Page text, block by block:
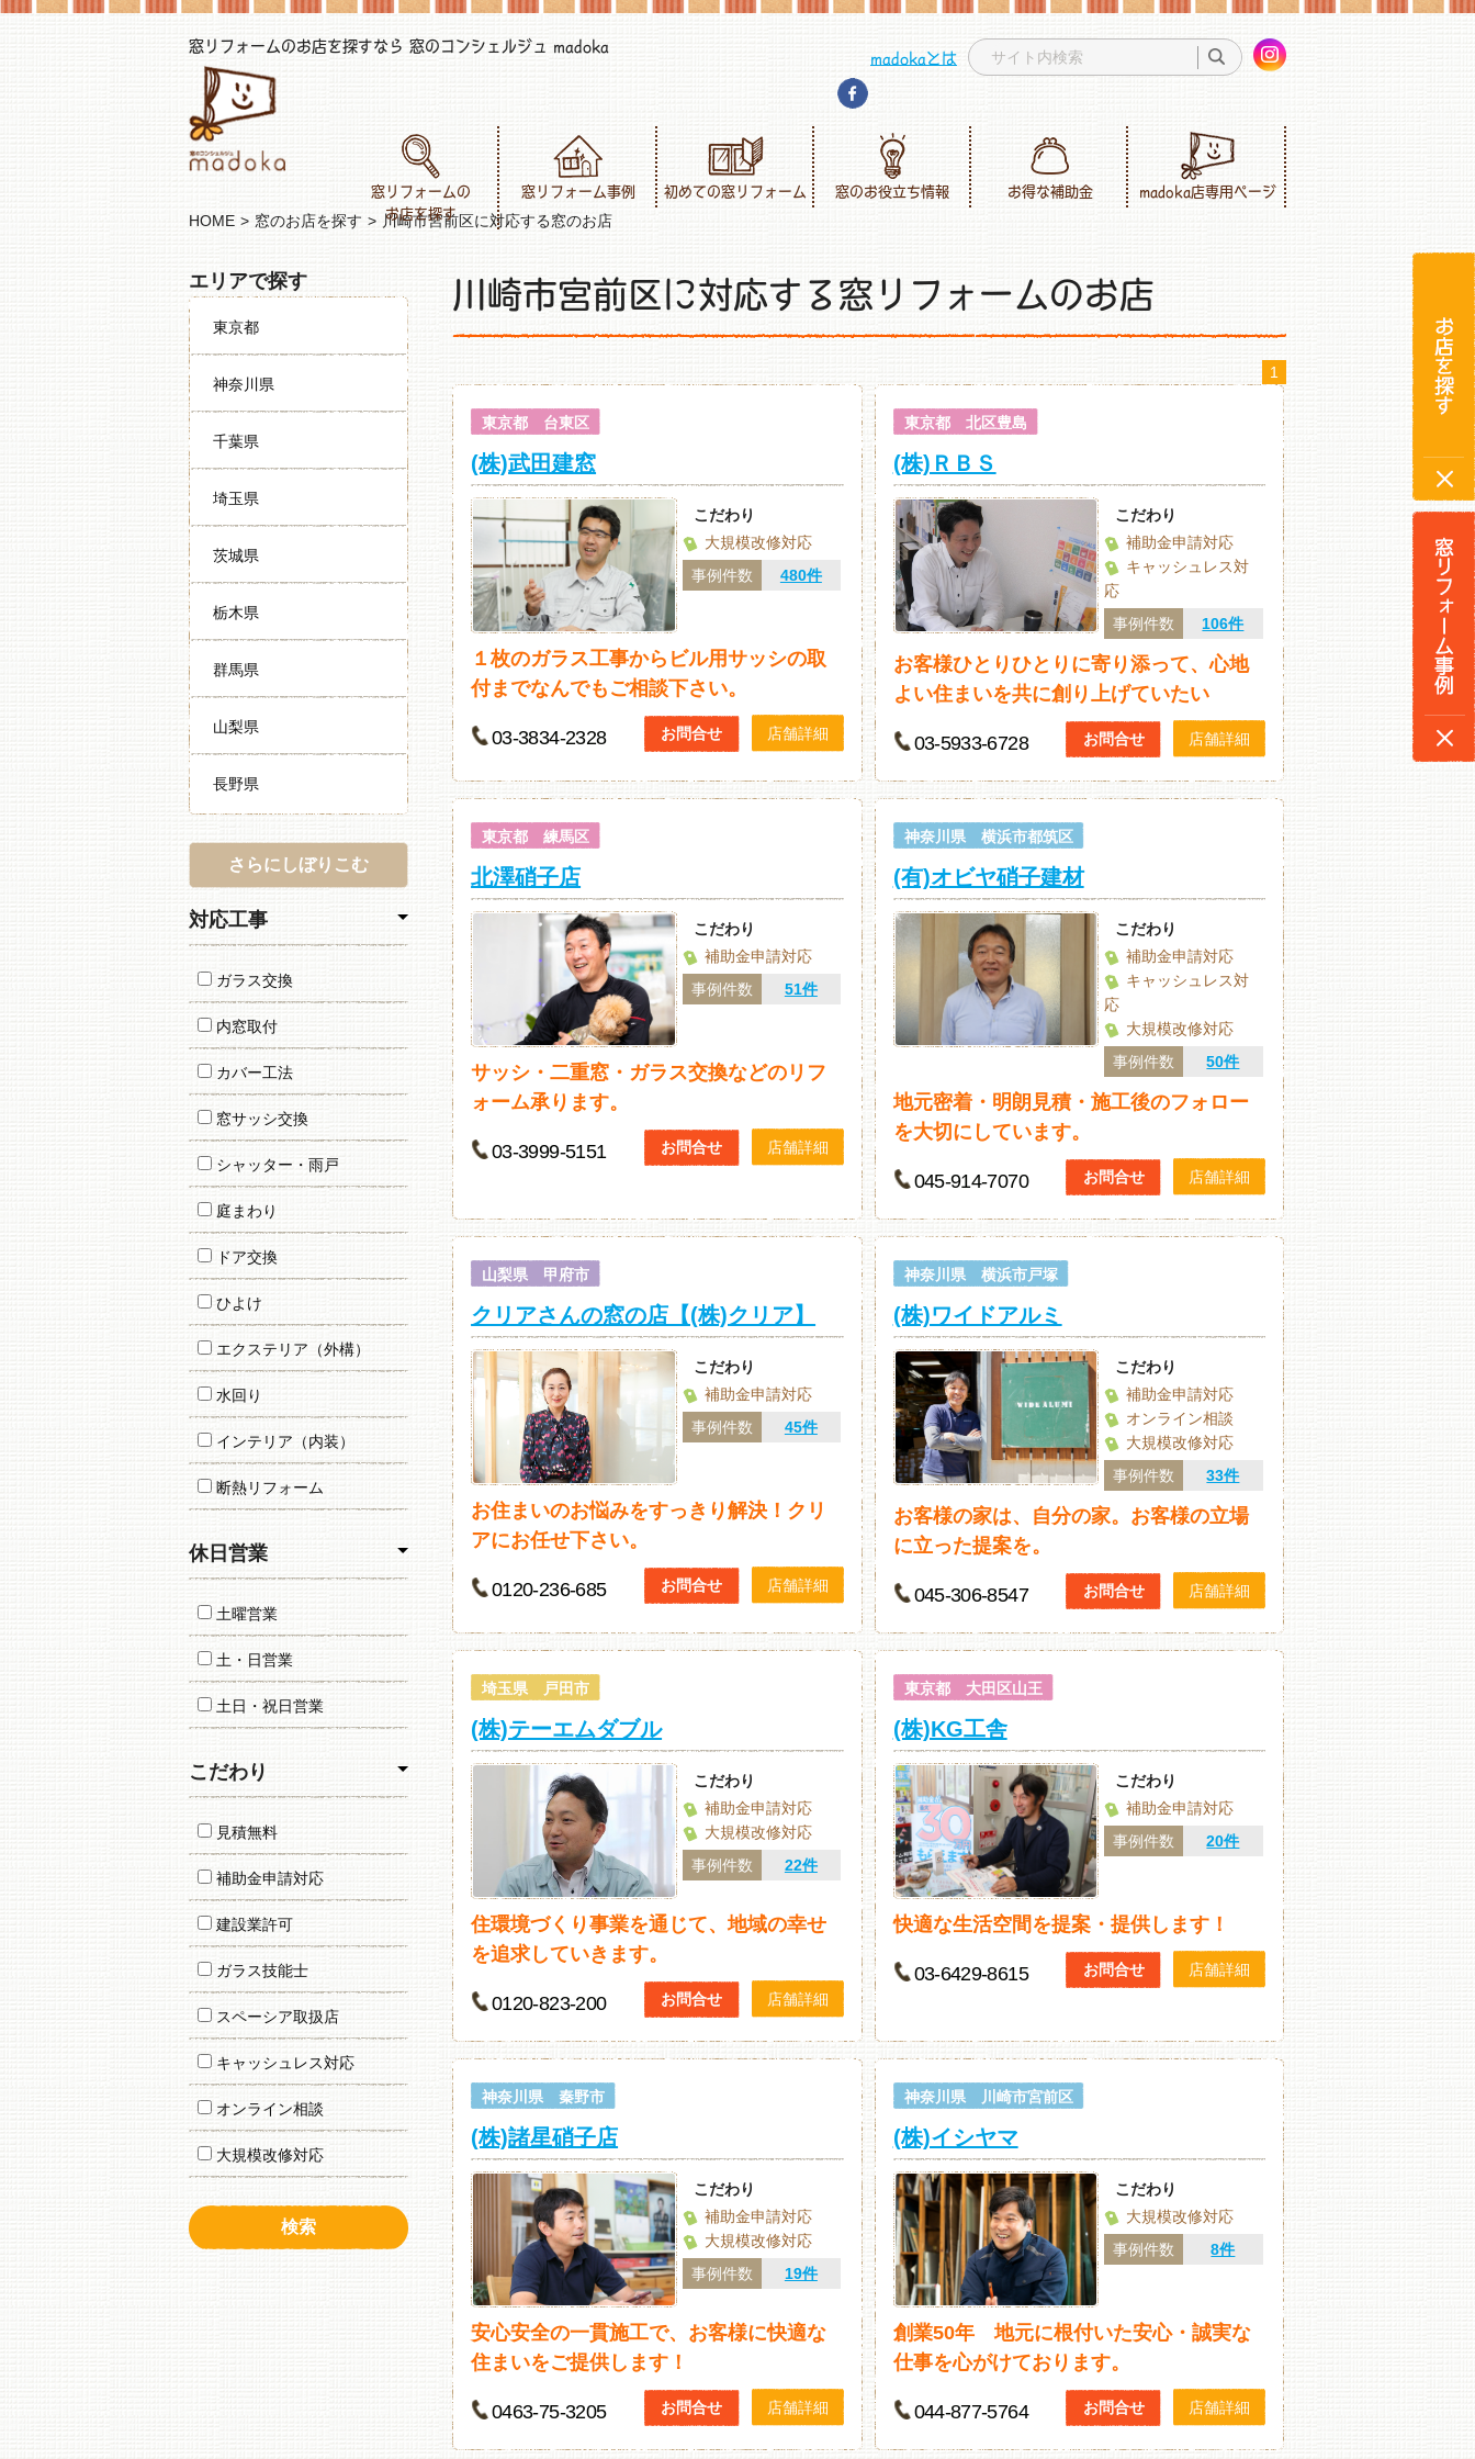
窓リフォームのお店を探すなら 窓のコンシェルジュ madoka madokaとは
窓リフォームの
お店を探す
窓リフォーム事例 初めての窓リフォーム 窓のお役立ち情報 お得な補助金 madoka店専用ページ
HOME 窓のお店を探す 川崎市宮前区に対応する窓のお店
エリアで探す
東京都
神奈川県
千葉県
埼玉県
茨城県
栃木県
群馬県
山梨県
長野県
さらにしぼりこむ
対応工事
ガラス交換
内窓取付
カバー工法
窓サッシ交換
シャッター・雨戸
庭まわり
ドア交換
ひよけ
エクステリア（外構）
水回り
インテリア（内装）
断熱リフォーム
休日営業
土曜営業
土・日営業
土日・祝日営業
こだわり
見積無料
補助金申請対応
建設業許可
ガラス技能士
スペーシア取扱店
キャッシュレス対応
オンライン相談
大規模改修対応
川崎市宮前区に対応する窓リフォームのお店
1
東京都 台東区
(株)武田建窓
こだわり
大規模改修対応
事例件数
480件
１枚のガラス工事からビル用サッシの取
付までなんでもご相談下さい。
03-3834-2328 お問合せ 店舗詳細
東京都 北区豊島
(株)ＲＢＳ
こだわり
補助金申請対応
キャッシュレス対
応
事例件数
106件
お客様ひとりひとりに寄り添って、心地
よい住まいを共に創り上げていたい
03-5933-6728 お問合せ 店舗詳細
東京都 練馬区
北澤硝子店
こだわり
補助金申請対応
事例件数
51件
サッシ・二重窓・ガラス交換などのリフ
ォーム承ります。
03-3999-5151 お問合せ 店舗詳細
神奈川県 横浜市都筑区
(有)オビヤ硝子建材
こだわり
補助金申請対応
キャッシュレス対
応
大規模改修対応
事例件数
50件
地元密着・明朗見積・施工後のフォロー
を大切にしています。
045-914-7070 お問合せ 店舗詳細
山梨県 甲府市
クリアさんの窓の店【(株)クリア】
こだわり
補助金申請対応
事例件数
45件
お住まいのお悩みをすっきり解決！クリ
アにお任せ下さい。
0120-236-685 お問合せ 店舗詳細
神奈川県 横浜市戸塚
(株)ワイドアルミ
こだわり
補助金申請対応
オンライン相談
大規模改修対応
事例件数
33件
お客様の家は、自分の家。お客様の立場
に立った提案を。
045-306-8547 お問合せ 店舗詳細
埼玉県 戸田市
(株)テーエムダブル
こだわり
補助金申請対応
大規模改修対応
事例件数
22件
住環境づくり事業を通じて、地域の幸せ
を追求していきます。
0120-823-200 お問合せ 店舗詳細
東京都 大田区山王
(株)KG工舎
こだわり
補助金申請対応
事例件数
20件
快適な生活空間を提案・提供します！
03-6429-8615 お問合せ 店舗詳細
神奈川県 秦野市
(株)諸星硝子店
こだわり
補助金申請対応
大規模改修対応
事例件数
19件
安心安全の一貫施工で、お客様に快適な
住まいをご提供します！
0463‐75‐3205 お問合せ 店舗詳細
神奈川県 川崎市宮前区
(株)イシヤマ
こだわり
大規模改修対応
事例件数
8件
創業50年 地元に根付いた安心・誠実な
仕事を心がけております。
044-877-5764 お問合せ 店舗詳細